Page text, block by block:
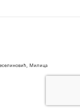
Милица